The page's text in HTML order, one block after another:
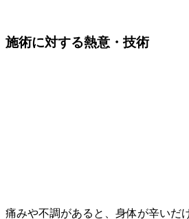
施術に対する熱意・技術
痛みや不調があると、身体が辛いだ